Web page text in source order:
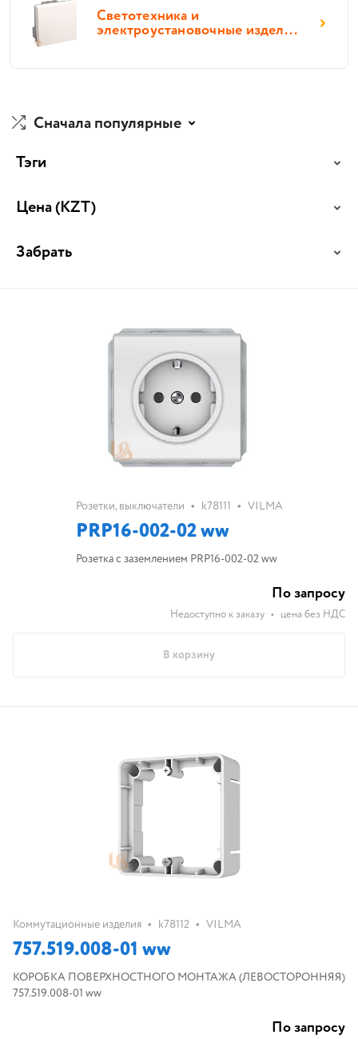
Светотехника и
электроустановочные издел...
Сначала популярные
Тэги
Цена(KZT)
Забрать
Розетки, выключатели • k78111 • VILMA
PRP16-002-02 ww
Розетка с заземлением PRP16-002-02 ww
По запросу
Недоступно к заказу • цена без НДС
В корзину
Коммутационные изделия • k78112 • VILMA
757.519.008-01 ww
КОРОБКА ПОВЕРХНОСТНОГО МОНТАЖА (ЛЕВОСТОРОННЯЯ)
757.519.008-01 ww
По запросу